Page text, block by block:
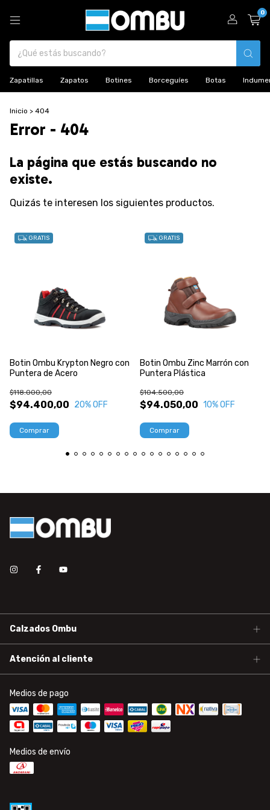
0
Zapatillas Zapatos Botines Borceguíes Botas
Inicio > 404
Error - 404
La página que estás buscando no
existe.
Quizás te interesen los siguientes productos.
GRATIS
Botin Ombu Krypton Negro con
Puntera de Acero
$94.400,00
$118.000,00
20% OFF
Comprar
GRATIS
Botin Ombu Zinc Marrón con
Puntera Plástica
$94.050,00
$104.500,00
10% OFF
Comprar
Calzados Ombu
Atención al cliente
Medios de pago
Medios de envío